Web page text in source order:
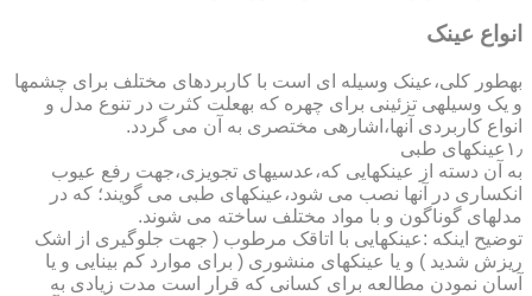
انواع عینک
به­طور کلی،عینک وسیله ای است با کاربردهای مختلف برای چشمها
و یک وسیله­ی تزئینی برای چهره که به­علت کثرت در تنوع مدل و
انواع کاربردی آنها،اشاره­ی مختصری به آن می گردد.
۱٫عینکهای طبی
به آن دسته از عینکهایی که،عدسیهای تجویزی،جهت رفع عیوب
انکساری در آنها نصب می شود،عینکهای طبی می گویند؛ که در
مدلهای گوناگون و با مواد مختلف ساخته می شوند.
توضیح اینکه :عینکهایی با اتاقک مرطوب ( جهت جلوگیری از اشک
ریزش شدید ) و یا عینکهای منشوری ( برای موارد کم بینایی و یا
آسان نمودن مطالعه برای کسانی که قرار است مدت زیادی به